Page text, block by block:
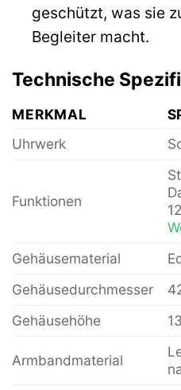
geschützt, was sie
Begleiter macht.
Technische
MERKMAL
Uhrwerk
Funktionen
Gehäusematerial
Gehäusedurchmesser
Gehäusehöhe
Armbandmaterial